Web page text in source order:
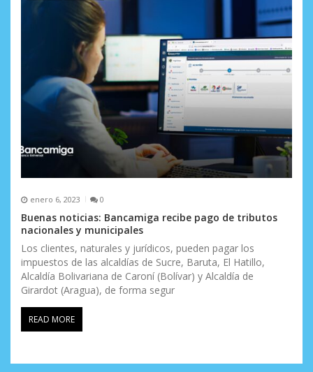
enero 6, 2023 0
Buenas noticias: Bancamiga recibe pago de tributos
nacionales y municipales
Los clientes, naturales y jurídicos, pueden pagar los
impuestos de las alcaldías de Sucre, Baruta, El Hatillo,
Alcaldía Bolivariana de Caroní (Bolívar) y Alcaldía de
Girardot (Aragua), de forma segur
READ MORE